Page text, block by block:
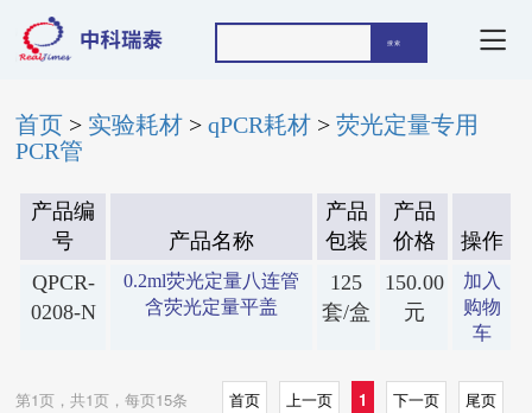
首页 > 实验耗材 >qPCR耗材 >荧光定量专用
PCR管
产品编
号
产品名称
产品
包装
产品
价格
操作
QPCR-
0208-N
0.2ml荧光定量八连管
含荧光定量平盖
125
套/盒
150.00
元
加入
购物
车
第1页，共1页，每页15条 首页 上一页 1 下一页 尾页